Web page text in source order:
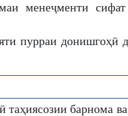
менеҷменти
пурраи донишгоҳӣ
таҳиясозии